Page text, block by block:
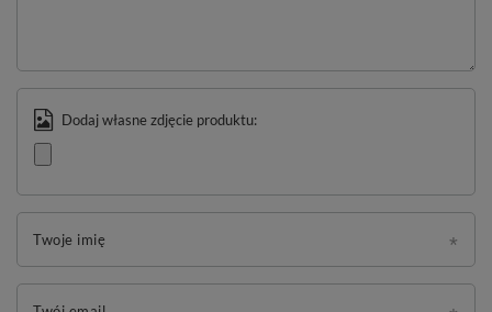
Dodaj własne zdjęcie produktu:
Twoje imię